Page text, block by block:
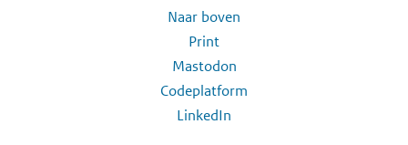
Naar boven
Print
Mastodon
Codeplatform
LinkedIn